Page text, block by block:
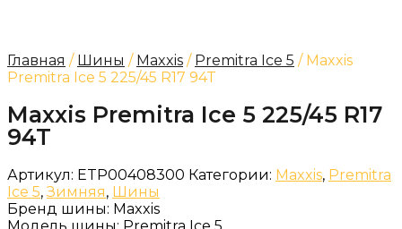
Главная / Шины / Maxxis / Premitra Ice 5 / Maxxis
Premitra Ice 5 225/45 R17 94T
Maxxis Premitra Ice 5 225/45 R17
94T
Артикул: ETP00408300 Категории: Maxxis, Premitra
Ice 5,Зимняя, Шины
Бренд шины: Maxxis